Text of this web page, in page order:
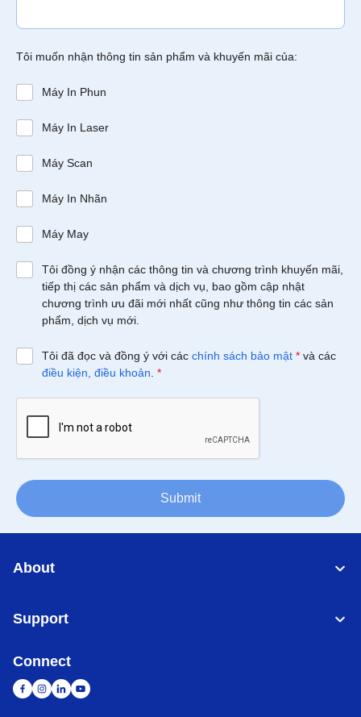
Tôi muốn nhận thông tin sản phẩm và khuyến mãi của:
Máy In Phun
Máy In Laser
Máy Scan
Máy In Nhãn
Máy May
Tôi đồng ý nhận các thông tin và chương trình khuyến mãi,
tiếp thị các sản phẩm và dịch vụ, bao gồm cập nhật
chương trình ưu đãi mới nhất cũng như thông tin các sản
phẩm, dịch vụ mới.
Tôi đã đọc và đồng ý với các chính sách bảo mật * và các
điều kiện, điều khoản *
Submit
About
Support
Connect